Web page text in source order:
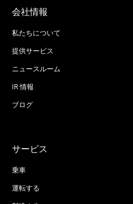
会社情報
私たちについて
提供サービス
ニュースルーム
IR 情報
ブログ
サービス
乗車
運転する